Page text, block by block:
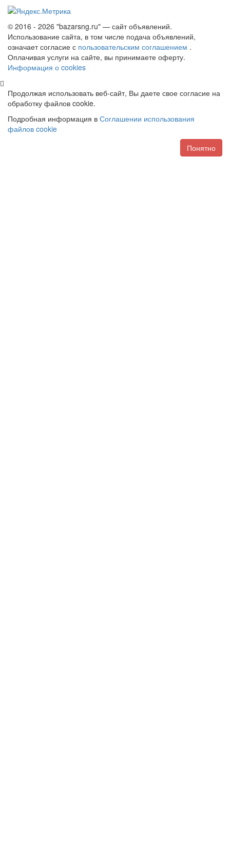
© 2016 - 2026 "bazarsng.ru" — сайт объявлений.
Использование сайта, в том числе подача объявлений,
означает согласие с пользовательским соглашением .
Оплачивая услуги на сайте, вы принимаете оферту.
Информация о cookies
Продолжая использовать веб-сайт, Вы даете свое согласие на
обработку файлов cookie.
Подробная информация в Соглашении использования
файлов cookie
Понятно